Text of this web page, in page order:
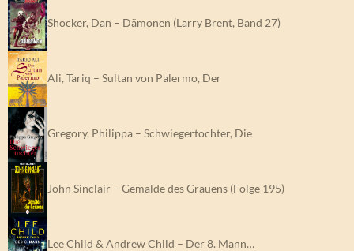
Shocker, Dan – Dämonen (Larry Brent, Band 27)
Ali, Tariq – Sultan von Palermo, Der
Gregory, Philippa – Schwiegertochter, Die
John Sinclair – Gemälde des Grauens (Folge 195)
Lee Child & Andrew Child – Der 8. Mann…